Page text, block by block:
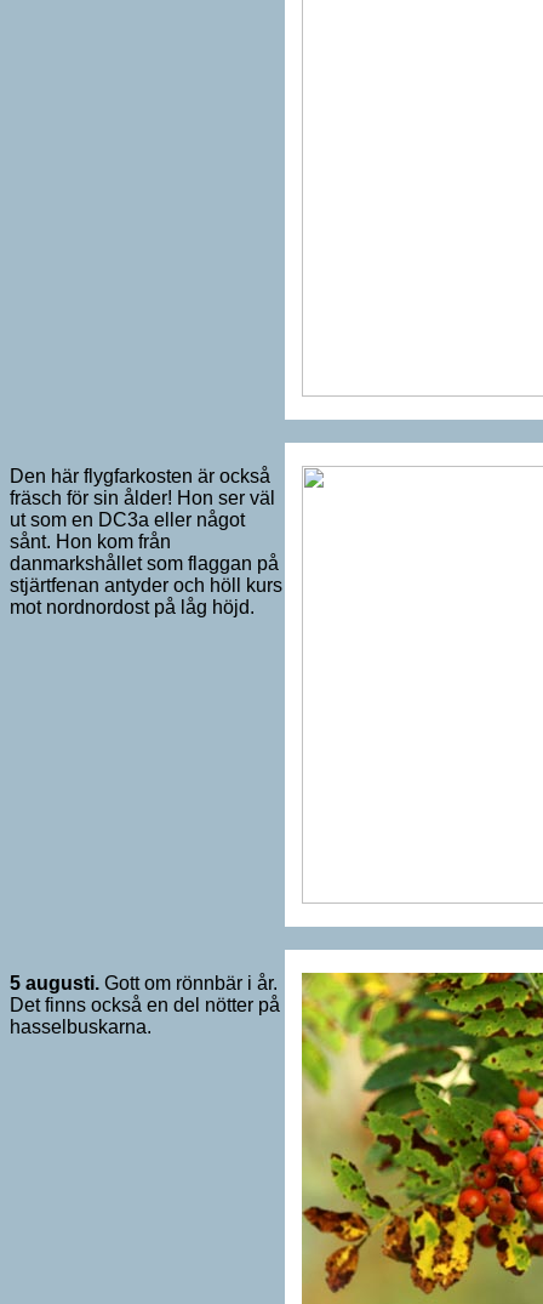
Den här flygfarkosten är också
fräsch för sin ålder! Hon ser väl
ut som en DC3a eller något
sånt. Hon kom från
danmarkshållet som flaggan på
stjärtfenan antyder och höll kurs
mot nordnordost på låg höjd.
5 augusti. Gott om rönnbär i år.
Det finns också en del nötter på
hasselbuskarna.